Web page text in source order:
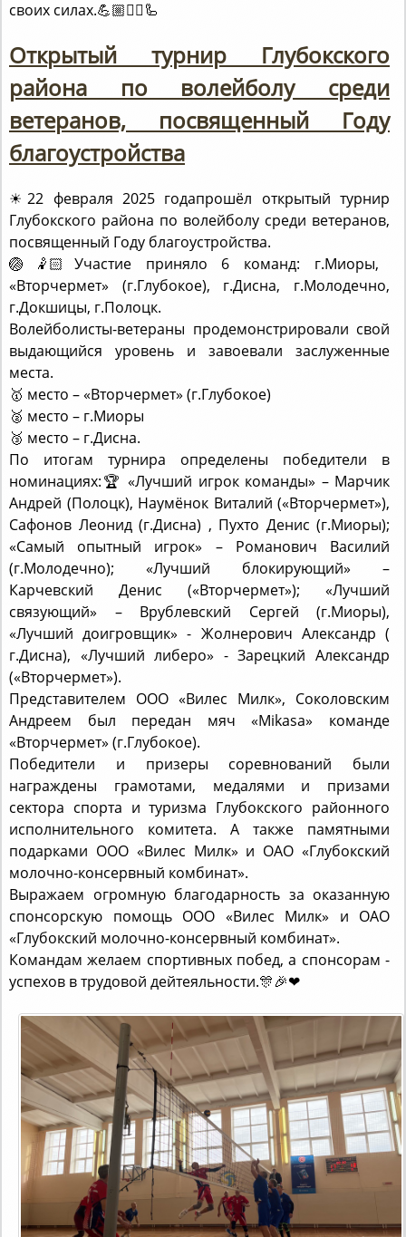
района по волейболу среди
ветеранов, посвященный Году
благоустройства
Глубокского района по волейболу среди ветеранов,
посвященный Году благоустройства.
🏐🤾🏻Участие приняло 6 команд: г.Миоры,
«Вторчермет» (г.Глубокое), г.Дисна, г.Молодечно,
г.Докшицы, г.Полоцк.
Волейболисты-ветераны продемонстрировали свой
выдающийся уровень и завоевали заслуженные
места.
🥇 место – «Вторчермет» (г.Глубокое)
🥈 место – г.Миоры
🥉 место – г.Дисна.
По итогам турнира определены победители в
номинациях:🏆 «Лучший игрок команды» – Марчик
Андрей (Полоцк), Наумёнок Виталий («Вторчермет»),
Сафонов Леонид (г.Дисна) , Пухто Денис (г.Миоры);
«Самый опытный игрок» – Романович Василий
(г.Молодечно); «Лучший блокирующий» –
Карчевский Денис («Вторчермет»); «Лучший
связующий» – Врублевский Сергей (г.Миоры),
«Лучший доигровщик» - Жолнерович Александр (
г.Дисна), «Лучший либеро» - Зарецкий Александр
(«Вторчермет»).
Представителем ООО «Вилес Милк», Соколовским
Андреем был передан мяч «Mikasa» команде
«Вторчермет» (г.Глубокое).
Победители и призеры соревнований были
награждены грамотами, медалями и призами
сектора спорта и туризма Глубокского районного
исполнительного комитета. А также памятными
подарками ООО «Вилес Милк» и ОАО «Глубокский
молочно-консервный комбинат».
Выражаем огромную благодарность за оказанную
спонсорскую помощь ООО «Вилес Милк» и ОАО
«Глубокский молочно-консервный комбинат».
Командам желаем спортивных побед, а спонсорам -
успехов в трудовой дейтеяльности.🎊🎉❤